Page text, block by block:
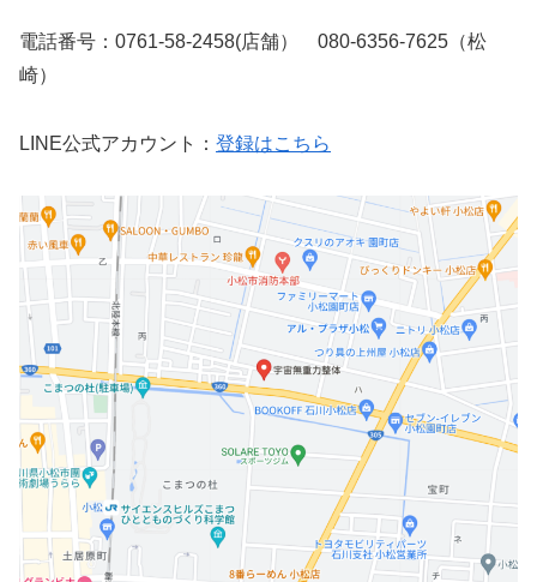
電話番号：0761-58-2458(店舗） 080-6356-7625（松
崎）
LINE公式アカウント： 登録はこちら